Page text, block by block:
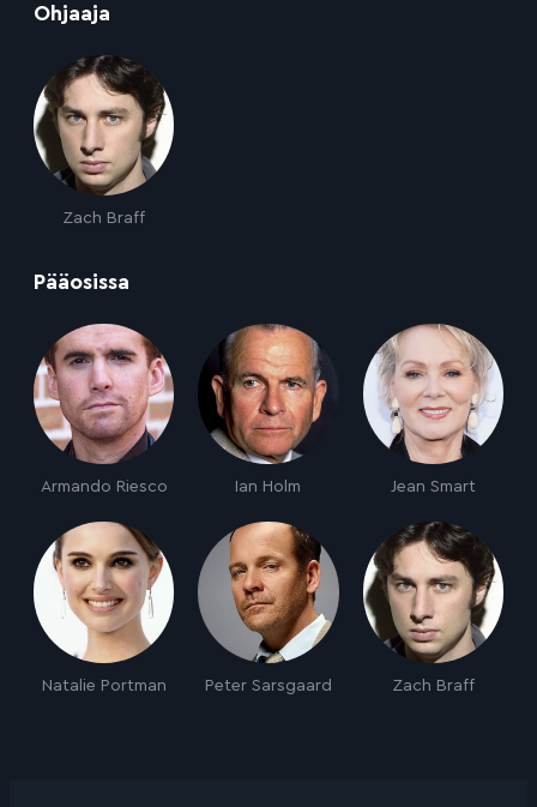
Ohjaaja
Zach Braff
Pääosissa
Armando Riesco Ian Holm Jean Smart
Natalie Portman Peter Sarsgaard Zach Braff